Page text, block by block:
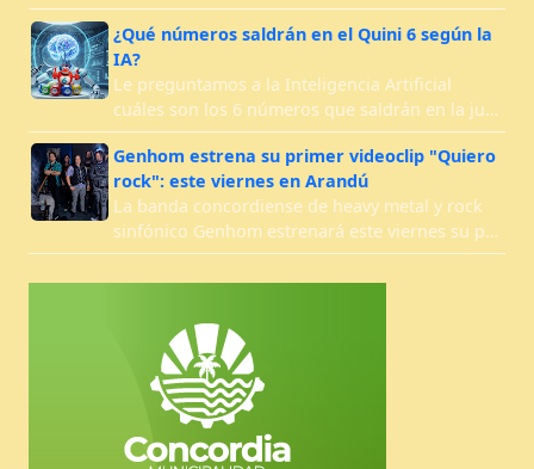
¿Qué números saldrán en el Quini 6 según la
IA?
Le preguntamos a la Inteligencia Artificial
cuáles son los 6 números que saldrán en la ju…
Genhom estrena su primer videoclip "Quiero
rock": este viernes en Arandú
La banda concordiense de heavy metal y rock
sinfónico Genhom estrenará este viernes su p…